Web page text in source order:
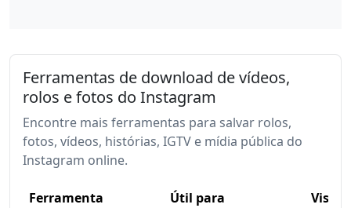
Ferramentas de download de vídeos,
rolos e fotos do Instagram
Encontre mais ferramentas para salvar rolos,
fotos, vídeos, histórias, IGTV e mídia pública do
Instagram online.
Ferramenta Útil para Visita